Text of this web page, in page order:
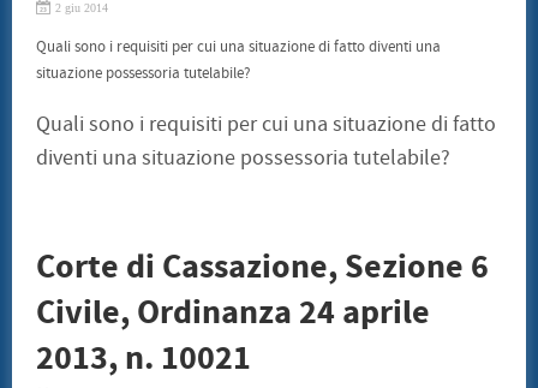
2 giu 2014
Quali sono i requisiti per cui una situazione di fatto diventi una
situazione possessoria tutelabile?
Quali sono i requisiti per cui una situazione di fatto
diventi una situazione possessoria tutelabile?
Corte di Cassazione, Sezione 6
Civile, Ordinanza 24 aprile
2013, n. 10021